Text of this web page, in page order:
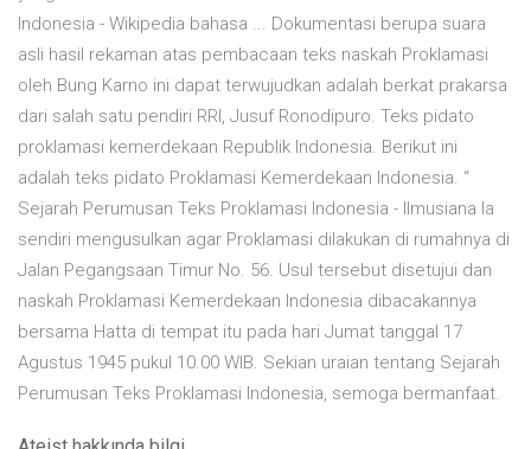
Indonesia - Wikipedia bahasa ... Dokumentasi berupa suara
asli hasil rekaman atas pembacaan teks naskah Proklamasi
oleh Bung Karno ini dapat terwujudkan adalah berkat prakarsa
dari salah satu pendiri RRI, Jusuf Ronodipuro. Teks pidato
proklamasi kemerdekaan Republik Indonesia. Berikut ini
adalah teks pidato Proklamasi Kemerdekaan Indonesia. “
Sejarah Perumusan Teks Proklamasi Indonesia - Ilmusiana Ia
sendiri mengusulkan agar Proklamasi dilakukan di rumahnya di
Jalan Pegangsaan Timur No. 56. Usul tersebut disetujui dan
naskah Proklamasi Kemerdekaan Indonesia dibacakannya
bersama Hatta di tempat itu pada hari Jumat tanggal 17
Agustus 1945 pukul 10.00 WIB. Sekian uraian tentang Sejarah
Perumusan Teks Proklamasi Indonesia, semoga bermanfaat.